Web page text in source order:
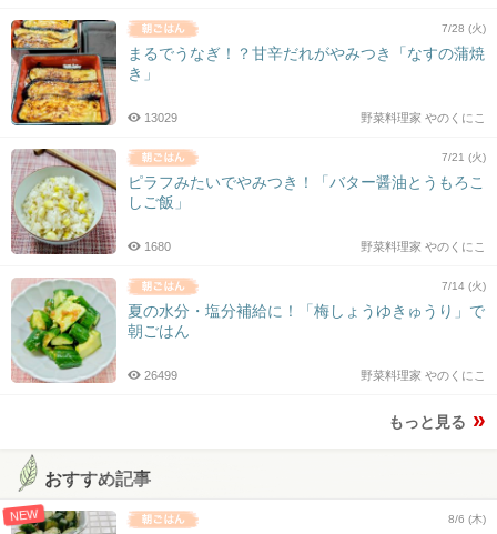
7/28 (火)
まるでうなぎ！？甘辛だれがやみつき「なすの蒲焼
き」
野菜料理家 やのくにこ
13029
7/21 (火)
ピラフみたいでやみつき！「バター醤油とうもろこ
しご飯」
野菜料理家 やのくにこ
1680
7/14 (火)
夏の水分・塩分補給に！「梅しょうゆきゅうり」で
朝ごはん
野菜料理家 やのくにこ
26499
もっと見る
おすすめ記事
NEW 8/6 (木)